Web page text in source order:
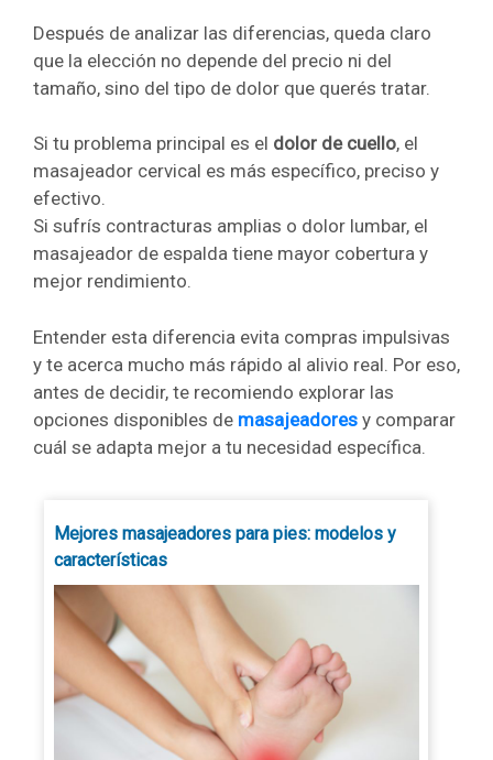
Después de analizar las diferencias, queda claro
que la elección no depende del precio ni del
tamaño, sino del tipo de dolor que querés tratar.
Si tu problema principal es el dolor de cuello, el
masajeador cervical es más específico, preciso y
efectivo.
Si sufrís contracturas amplias o dolor lumbar, el
masajeador de espalda tiene mayor cobertura y
mejor rendimiento.
Entender esta diferencia evita compras impulsivas
y te acerca mucho más rápido al alivio real. Por eso,
antes de decidir, te recomiendo explorar las
opciones disponibles de masajeadores y comparar
cuál se adapta mejor a tu necesidad específica.
Mejores masajeadores para pies: modelos y
características